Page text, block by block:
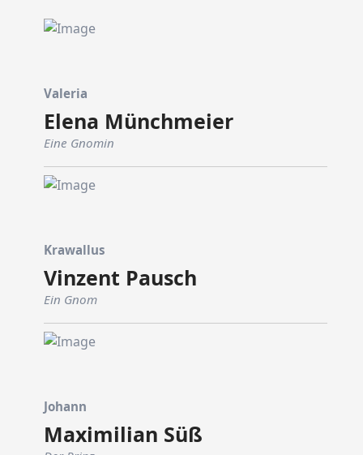
Valeria
Elena Münchmeier
Eine Gnomin
Krawallus
Vinzent Pausch
Ein Gnom
Johann
Maximilian Süß